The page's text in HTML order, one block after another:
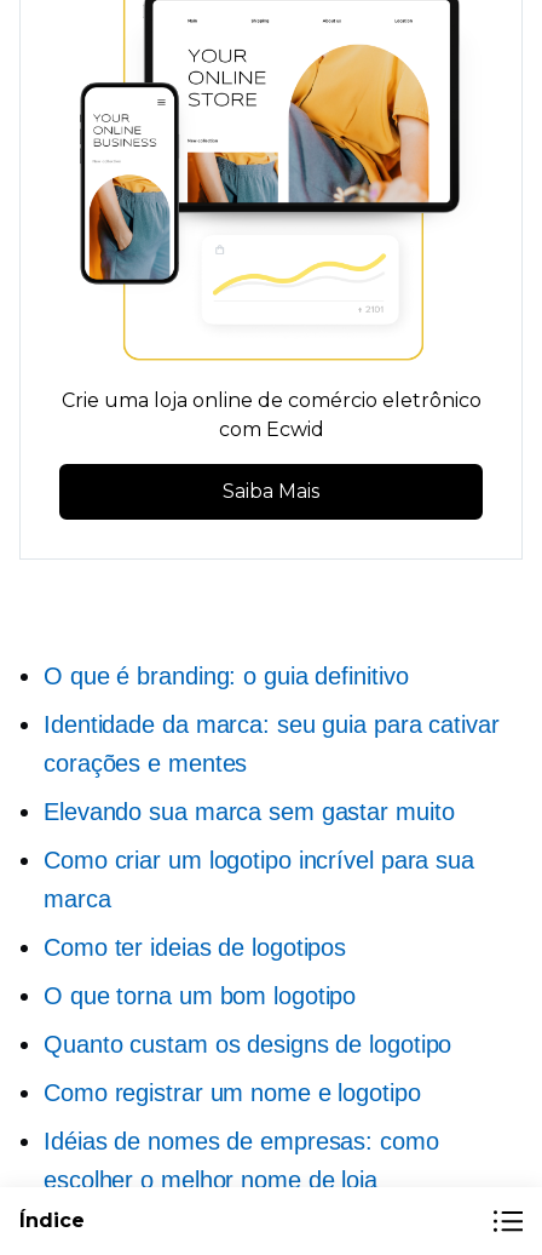
Crie uma loja online de comércio eletrônico
com Ecwid
Saiba Mais
O que é branding: o guia definitivo
Identidade da marca: seu guia para cativar
corações e mentes
Elevando sua marca sem gastar muito
Como criar um logotipo incrível para sua
marca
Como ter ideias de logotipos
O que torna um bom logotipo
Quanto custam os designs de logotipo
Como registrar um nome e logotipo
Idéias de nomes de empresas: como
escolher o melhor nome de loja
Como construir uma marca: um manual para
Índice